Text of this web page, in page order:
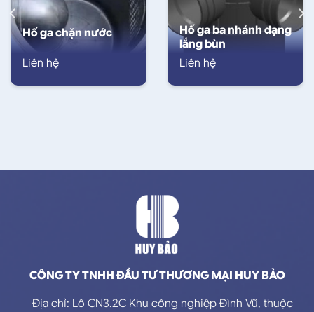
Hố ga chặn nước
Liên hệ
Hố ga ba nhánh dạng
lắng bùn
Liên hệ
CÔNG TY TNHH ĐẦU TƯ THƯƠNG MẠI HUY BẢO
Địa chỉ: Lô CN3.2C Khu công nghiệp Đình Vũ, thuộc